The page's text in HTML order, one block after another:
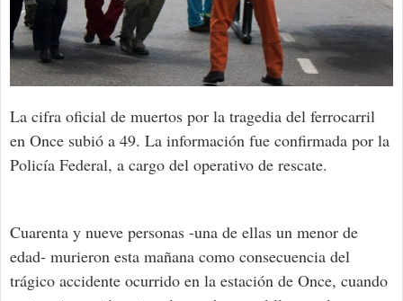
La cifra oficial de muertos por la tragedia del ferrocarril
en Once subió a 49. La información fue confirmada por la
Policía Federal, a cargo del operativo de rescate.
Cuarenta y nueve personas -una de ellas un menor de
edad- murieron esta mañana como consecuencia del
trágico accidente ocurrido en la estación de Once, cuando